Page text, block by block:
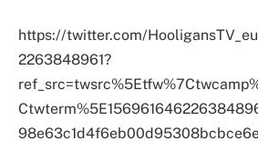
https://twitter.com/
2263848961?